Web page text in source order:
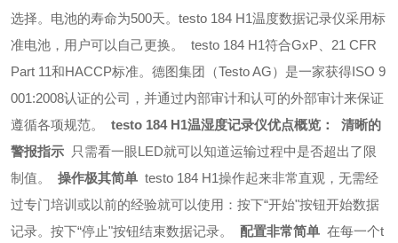
选择。电池的寿命为500天。testo 184 H1温度数据记录仪采用标
准电池，用户可以自己更换。
testo 184 H1符合GxP、21 CFR
Part 11和HACCP标准。德图集团（Testo AG）是一家获得ISO 9
001:2008认证的公司，并通过内部审计和认可的外部审计来保证
遵循各项规范。
testo 184 H1温湿度记录仪优点概览：
清晰的
警报指示 只需看一眼LED就可以知道运输过程中是否超出了限
制值。
操作极其简单 testo 184 H1操作起来非常直观，无需经
过专门培训或以前的经验就可以使用：按下“开始"按钮开始数据
记录。按下“停止"按钮结束数据记录。
配置非常简单 在每一个t